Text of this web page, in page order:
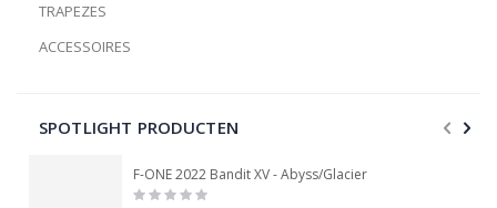
TRAPEZES
ACCESSOIRES
SPOTLIGHT PRODUCTEN
F-ONE 2022 Bandit XV - Abyss/Glacier
Rating: